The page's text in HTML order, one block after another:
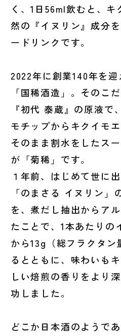
く、1日56ml飲むと、
然の『イヌリン』成分
ードリンクです。
2022年に創業140年を
「国稀酒造」。そのこ
『初代 泰蔵』の原液で
モチップからキクイモ
そのまま割水をしたス
が「菊稀」です。
１年前、はじめて世に
「のまさる イヌリン」
を、煮だし抽出からア
たことで、1本あたりの
から13g（総フラクタン
るとともに、味わいも
しい焙煎の香りをより
功しました。
どこか日本酒のようで